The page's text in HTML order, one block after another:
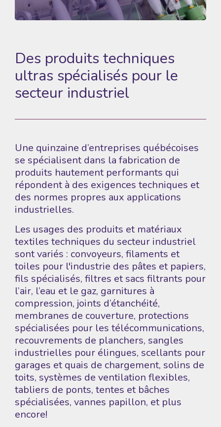
Des produits techniques
ultras spécialisés pour le
secteur industriel
Une quinzaine d’entreprises québécoises
se spécialisent dans la fabrication de
produits hautement performants qui
répondent à des exigences techniques et
des normes propres aux applications
industrielles.
Les usages des produits et matériaux
textiles techniques du secteur industriel
sont variés : convoyeurs, filaments et
toiles pour l'industrie des pâtes et papiers,
fils spécialisés, filtres et sacs filtrants pour
l’air, l’eau et le gaz, garnitures à
compression, joints d’étanchéité,
membranes de couverture, protections
spécialisées pour les télécommunications,
recouvrements de planchers, sangles
industrielles pour élingues, scellants pour
garages et quais de chargement, solins de
toits, systèmes de ventilation flexibles,
tabliers de ponts, tentes et bâches
spécialisées, vannes papillon, et plus
encore!